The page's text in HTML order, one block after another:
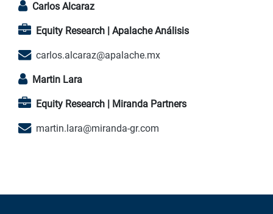
Carlos Alcaraz
Equity Research | Apalache Análisis
carlos.alcaraz@apalache.mx
Martin Lara
Equity Research | Miranda Partners
martin.lara@miranda-gr.com